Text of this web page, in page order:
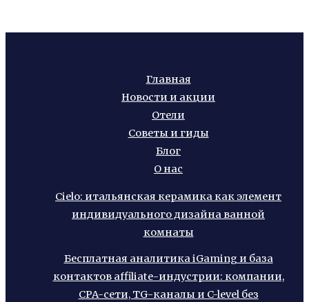
Главная
Новости и акции
Отели
Советы и гиды
Блог
О нас
Cielo: итальянская керамика как элемент
индивидуального дизайна ванной
комнаты
Бесплатная аналитика iGaming и база
контактов affiliate-индустрии: компании,
CPA-сети, TG-каналы и C-level без